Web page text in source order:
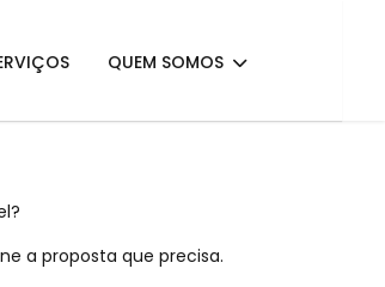
QUEM SOMOS
a proposta que precisa.